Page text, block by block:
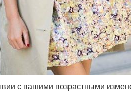
с вашими возрастными